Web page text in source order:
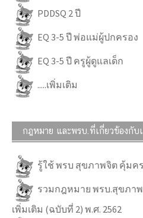
PDDSQ 2 ปี
EQ 3-5 ปี พ่อแม่ผู้ปกครอง
EQ 3-5 ปี ครูผู้ดูแลเด็ก
.....เพิ่มเติม
กฎหมาย และพรบ.ที่เกี่ยวข้องกับ
รู้ใช้ พรบ สุขภาพจิต คุ้มค
รวมกฎหมาย พรบ.สุขภาพ
เพิ่มเติม (ฉบับที่ 2) พ.ศ. 2562